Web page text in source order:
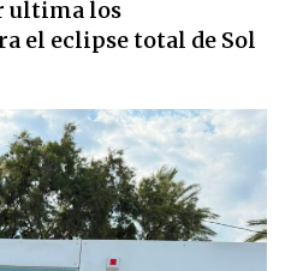
ultima los
el eclipse total de Sol